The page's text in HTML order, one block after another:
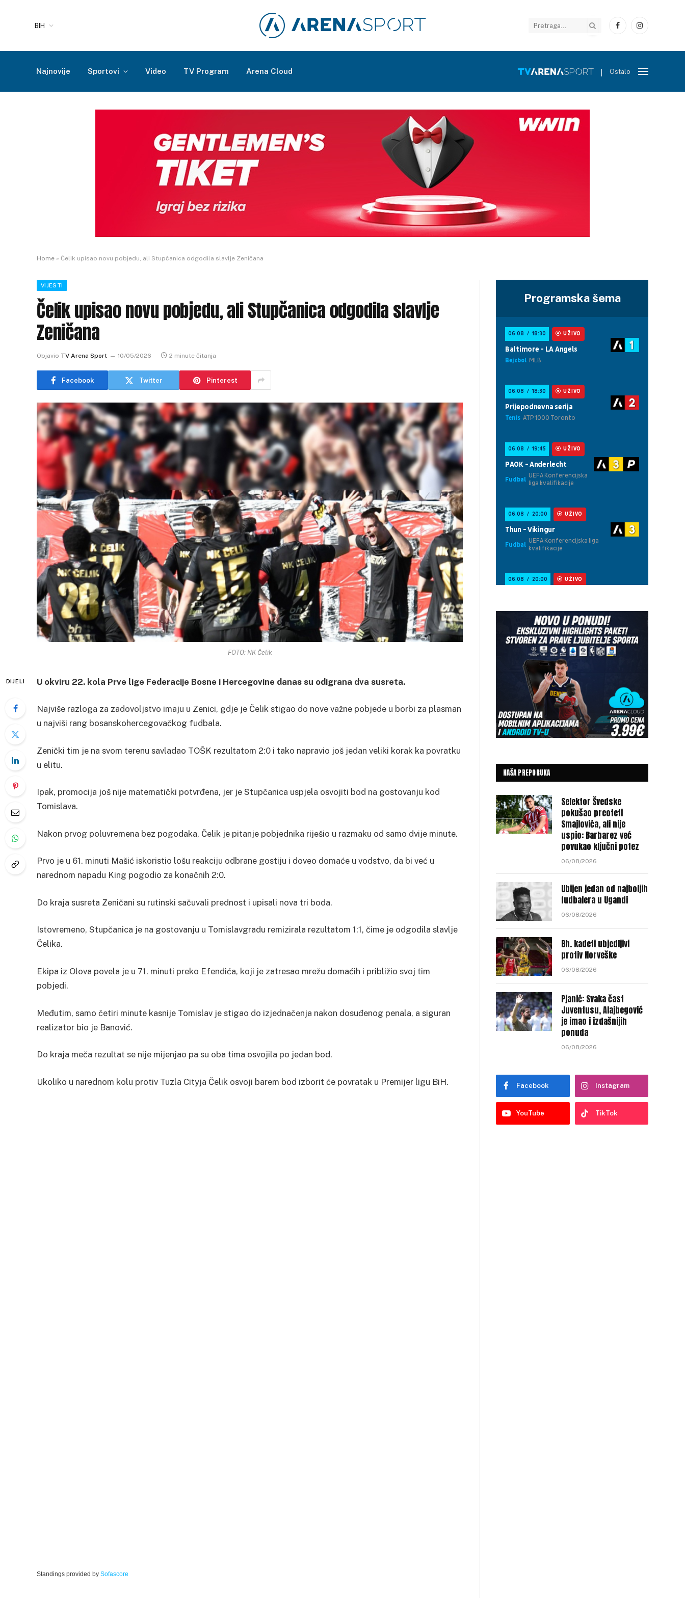
BIH
FacebookInstagram
Najnovije Sportovi Video TV Program Arena Cloud Ostalo
Home » Čelik upisao novu pobjedu, ali Stupčanica odgodila slavlje Zeničana
VIJESTI
Čelik upisao novu pobjedu, ali Stupčanica odgodila slavlje
Zeničana
Objavio TV Arena Sport 10/05/2026 2 minute čitanja
Facebook Twitter Pinterest
FOTO: NK Čelik
DIJELI U okviru 22. kola Prve lige Federacije Bosne i Hercegovine danas su odigrana dva susreta.
Najviše razloga za zadovoljstvo imaju u Zenici, gdje je Čelik stigao do nove važne pobjede u borbi za plasman
u najviši rang bosanskohercegovačkog fudbala.
Zenički tim je na svom terenu savladao TOŠK rezultatom 2:0 i tako napravio još jedan veliki korak ka povratku
u elitu.
Ipak, promocija još nije matematički potvrđena, jer je Stupčanica uspjela osvojiti bod na gostovanju kod
Tomislava.
Nakon prvog poluvremena bez pogodaka, Čelik je pitanje pobjednika riješio u razmaku od samo dvije minute.
Prvo je u 61. minuti Mašić iskoristio lošu reakciju odbrane gostiju i doveo domaće u vodstvo, da bi već u
narednom napadu King pogodio za konačnih 2:0.
Do kraja susreta Zeničani su rutinski sačuvali prednost i upisali nova tri boda.
Istovremeno, Stupčanica je na gostovanju u Tomislavgradu remizirala rezultatom 1:1, čime je odgodila slavlje
Čelika.
Ekipa iz Olova povela je u 71. minuti preko Efendića, koji je zatresao mrežu domaćih i približio svoj tim
pobjedi.
Međutim, samo četiri minute kasnije Tomislav je stigao do izjednačenja nakon dosuđenog penala, a siguran
realizator bio je Banović.
Do kraja meča rezultat se nije mijenjao pa su oba tima osvojila po jedan bod.
Ukoliko u narednom kolu protiv Tuzla Cityja Čelik osvoji barem bod izborit će povratak u Premijer ligu BiH.
Standings provided by Sofascore
Programska šema
NAŠA PREPORUKA
Selektor Švedske
pokušao preoteti
Smajlovića, ali nije
uspio: Barbarez već
povukao ključni potez
06/08/2026
Ubijen jedan od najboljih
fudbalera u Ugandi
06/08/2026
Bh. kadeti ubjedljivi
protiv Norveške
06/08/2026
Pjanić: Svaka čast
Juventusu, Alajbegović
je imao i izdašnijih
ponuda
06/08/2026
Facebook Instagram
YouTube TikTok